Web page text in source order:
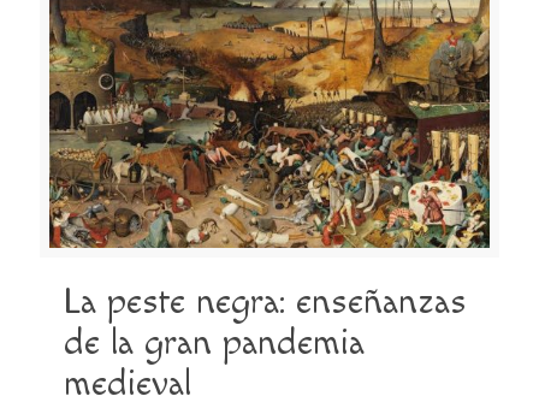
La peste negra: enseñanzas
de la gran pandemia
medieval